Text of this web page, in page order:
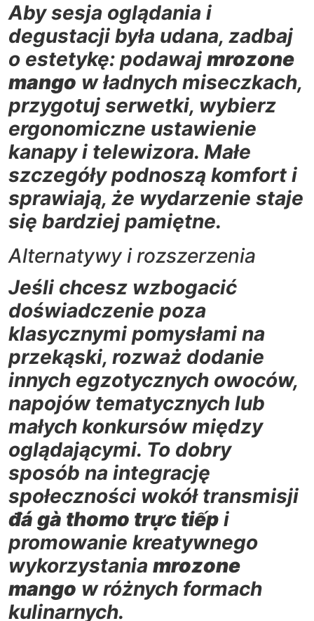
Aby sesja oglądania i
degustacji była udana, zadbaj
o estetykę: podawaj mrozone
mango w ładnych miseczkach,
przygotuj serwetki, wybierz
ergonomiczne ustawienie
kanapy i telewizora. Małe
szczegóły podnoszą komfort i
sprawiają, że wydarzenie staje
się bardziej pamiętne.
Alternatywy i rozszerzenia
Jeśli chcesz wzbogacić
doświadczenie poza
klasycznymi pomysłami na
przekąski, rozważ dodanie
innych egzotycznych owoców,
napojów tematycznych lub
małych konkursów między
oglądającymi. To dobry
sposób na integrację
społeczności wokół transmisji
đá gà thomo trực tiếp i
promowanie kreatywnego
wykorzystania mrozone
mango w różnych formach
kulinarnych.